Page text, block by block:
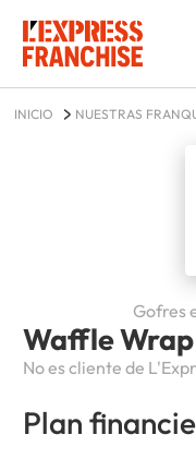
INICIO NUESTRAS
Waffle Wrap
No es cliente de
Gofres
Plan